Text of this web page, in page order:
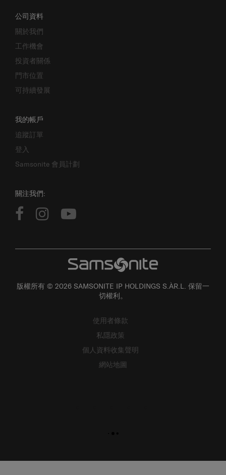
公司資料
關於我們
工作機會
投資者關係
門市位置
可持續發展
我的帳戶
追蹤訂單
登入
Samsonite 會員計劃
關注我們:
版權所有 © 2026 SAMSONITE IP HOLDINGS S.ÀR.L. 保留一
切權利。
使用者條款
私隱政策
個人資料收集聲明
網站地圖